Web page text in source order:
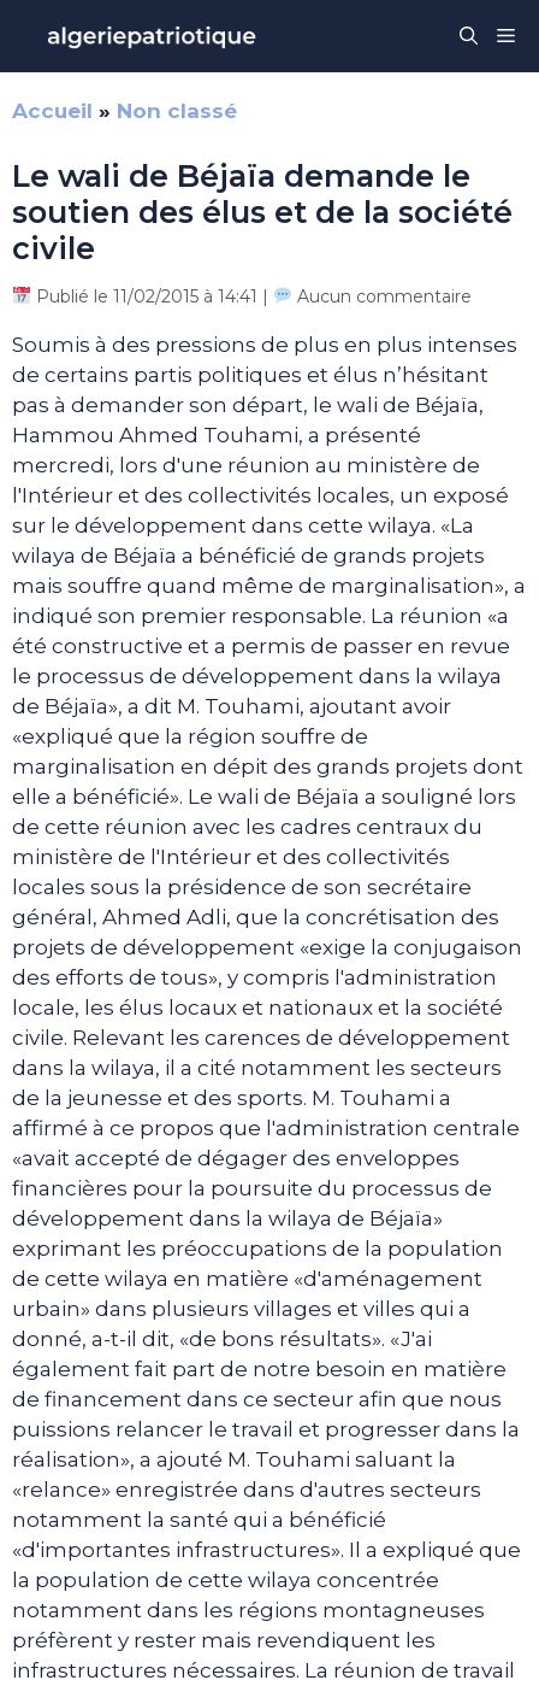
contenu
Accueil » Non classé
Le wali de Béjaïa demande le
soutien des élus et de la société
civile
Publié le 11/02/2015 à 14:41 | Aucun commentaire
Soumis à des pressions de plus en plus intenses
de certains partis politiques et élus n’hésitant
pas à demander son départ, le wali de Béjaïa,
Hammou Ahmed Touhami, a présenté
mercredi, lors d'une réunion au ministère de
l'Intérieur et des collectivités locales, un exposé
sur le développement dans cette wilaya. «La
wilaya de Béjaïa a bénéficié de grands projets
mais souffre quand même de marginalisation», a
indiqué son premier responsable. La réunion «a
été constructive et a permis de passer en revue
le processus de développement dans la wilaya
de Béjaïa», a dit M. Touhami, ajoutant avoir
«expliqué que la région souffre de
marginalisation en dépit des grands projets dont
elle a bénéficié». Le wali de Béjaïa a souligné lors
de cette réunion avec les cadres centraux du
ministère de l'Intérieur et des collectivités
locales sous la présidence de son secrétaire
général, Ahmed Adli, que la concrétisation des
projets de développement «exige la conjugaison
des efforts de tous», y compris l'administration
locale, les élus locaux et nationaux et la société
civile. Relevant les carences de développement
dans la wilaya, il a cité notamment les secteurs
de la jeunesse et des sports. M. Touhami a
affirmé à ce propos que l'administration centrale
«avait accepté de dégager des enveloppes
financières pour la poursuite du processus de
développement dans la wilaya de Béjaïa»
exprimant les préoccupations de la population
de cette wilaya en matière «d'aménagement
urbain» dans plusieurs villages et villes qui a
donné, a-t-il dit, «de bons résultats». «J'ai
également fait part de notre besoin en matière
de financement dans ce secteur afin que nous
puissions relancer le travail et progresser dans la
réalisation», a ajouté M. Touhami saluant la
«relance» enregistrée dans d'autres secteurs
notamment la santé qui a bénéficié
«d'importantes infrastructures». Il a expliqué que
la population de cette wilaya concentrée
notamment dans les régions montagneuses
préfèrent y rester mais revendiquent les
infrastructures nécessaires. La réunion de travail